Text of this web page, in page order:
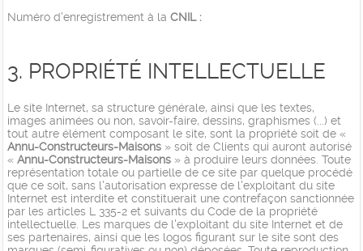
Numéro d'enregistrement à la CNIL :
3. PROPRIÉTÉ INTELLECTUELLE
Le site Internet, sa structure générale, ainsi que les textes,
images animées ou non, savoir-faire, dessins, graphismes (...) et
tout autre élément composant le site, sont la propriété soit de «
Annu-Constructeurs-Maisons » soit de Clients qui auront autorisé
« Annu-Constructeurs-Maisons » à produire leurs données. Toute
représentation totale ou partielle de ce site par quelque procédé
que ce soit, sans l'autorisation expresse de l'exploitant du site
Internet est interdite et constituerait une contrefaçon sanctionnée
par les articles L 335-2 et suivants du Code de la propriété
intellectuelle. Les marques de l'exploitant du site Internet et de
ses partenaires, ainsi que les logos figurant sur le site sont des